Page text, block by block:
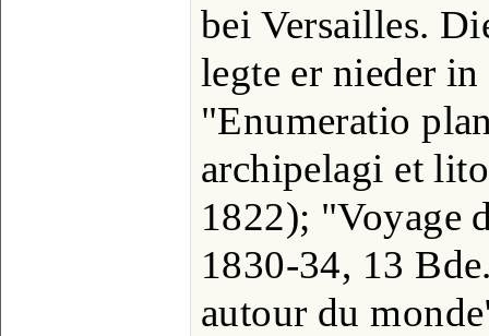
bei Versailles.
legte er nieder
"Enumeratio
archipelagi et
1822); "Voyage
1830-34, 13
autour du